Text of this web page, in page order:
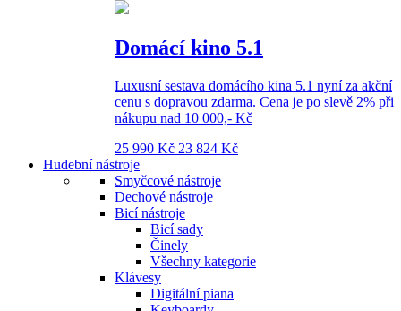
Domácí kino 5.1
Luxusní sestava domácího kina 5.1 nyní za akční
cenu s dopravou zdarma. Cena je po slevě 2% při
nákupu nad 10 000,- Kč
25 990 Kč 23 824 Kč
Hudební nástroje
Smyčcové nástroje
Dechové nástroje
Bicí nástroje
Bicí sady
Činely
Všechny kategorie
Klávesy
Digitální piana